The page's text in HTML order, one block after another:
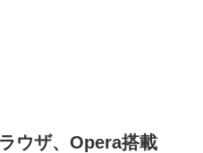
ウザ、Opera搭載